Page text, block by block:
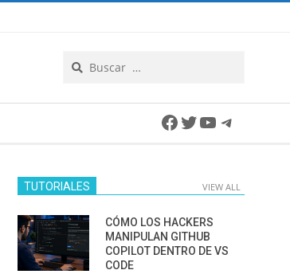
Facebook
Twitter
YouTube
TUTORIALES VIEW ALL
CÓMO LOS HACKERS
MANIPULAN GITHUB
COPILOT DENTRO DE VS
CODE